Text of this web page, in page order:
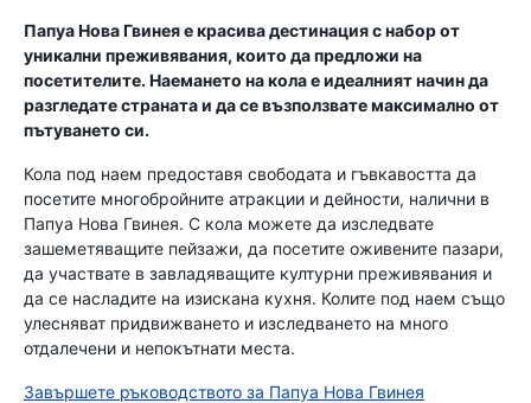
Папуа Нова Гвинея е красива дестинация с набор от
уникални преживявания, които да предложи на
посетителите. Наемането на кола е идеалният начин да
разгледате страната и да се възползвате максимално от
пътуването си.
Кола под наем предоставя свободата и гъвкавостта да
посетите многобройните атракции и дейности, налични в
Папуа Нова Гвинея. С кола можете да изследвате
зашеметяващите пейзажи, да посетите оживените пазари,
да участвате в завладяващите културни преживявания и
да се насладите на изискана кухня. Колите под наем също
улесняват придвижването и изследването на много
отдалечени и непокътнати места.
Завършете ръководството за Папуа Нова Гвинея